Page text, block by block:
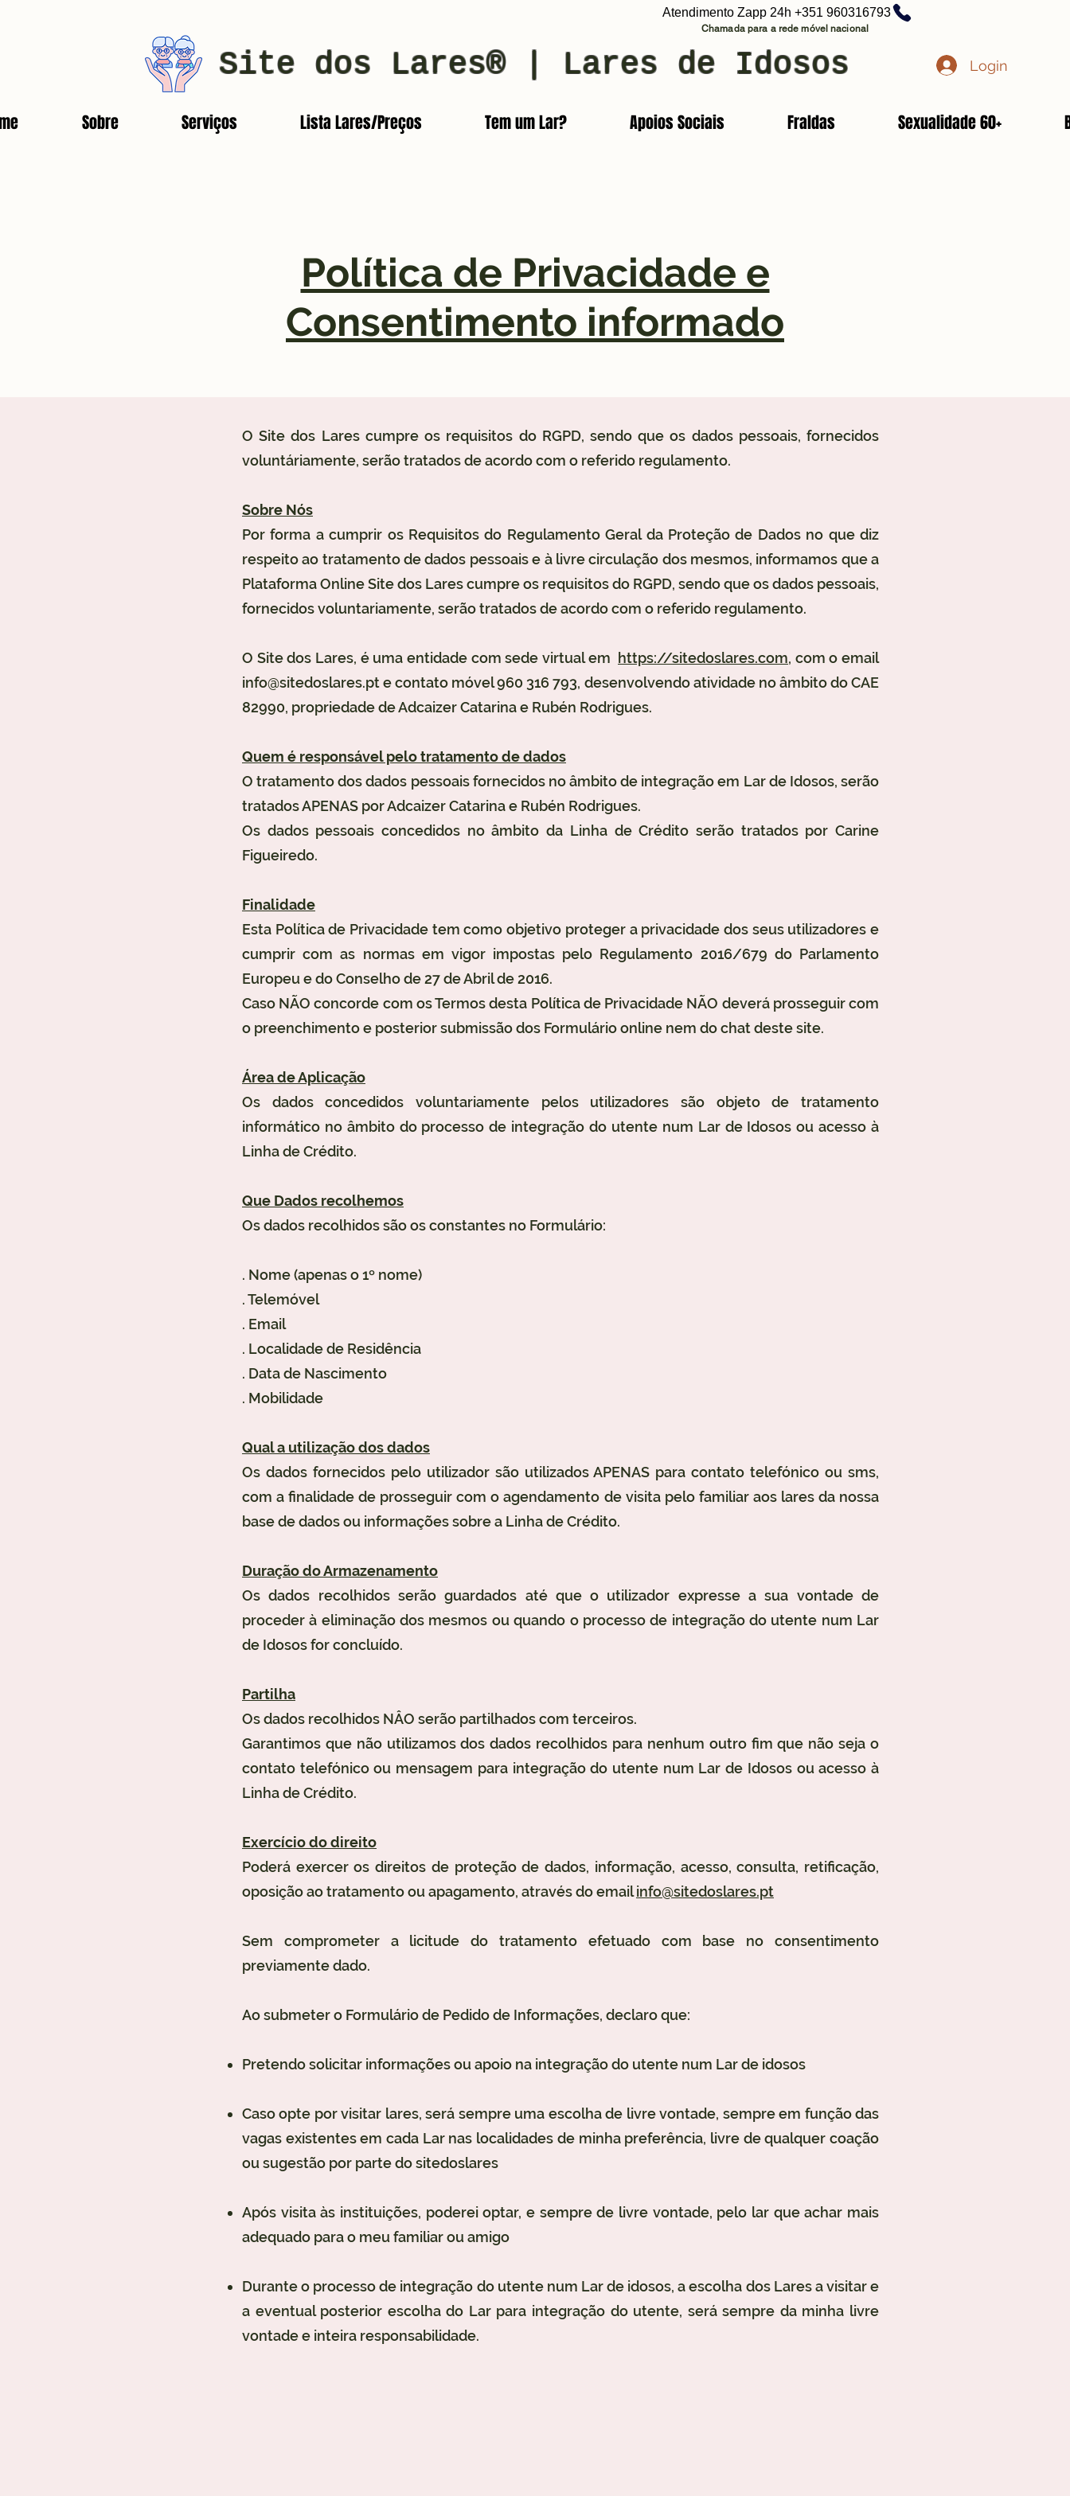
Atendimento Zapp 24h +351 960316793
Chamada para a rede móvel nacional
Site dos Lares® | Lares de Idosos
Sobre Serviços Lista Lares/Preços Tem um Lar? Apoios Sociais Fraldas Sexualidade 60+
Login
Política de Privacidade e
Consentimento informado
O Site dos Lares cumpre os requisitos do RGPD, sendo que os dados pessoais, fornecidos
voluntáriamente, serão tratados de acordo com o referido regulamento.
Sobre Nós
Por forma a cumprir os Requisitos do Regulamento Geral da Proteção de Dados no que diz
respeito ao tratamento de dados pessoais e à livre circulação dos mesmos, informamos que a
Plataforma Online Site dos Lares cumpre os requisitos do RGPD, sendo que os dados pessoais,
fornecidos voluntariamente, serão tratados de acordo com o referido regulamento.
O Site dos Lares, é uma entidade com sede virtual em https://sitedoslares.com, com o email
info@sitedoslares.pte contato móvel 960 316 793, desenvolvendo atividade no âmbito do CAE
82990, propriedade de Adcaizer Catarina e Rubén Rodrigues.
Quem é responsável pelo tratamento de dados
O tratamento dos dados pessoais fornecidos no âmbito de integração em Lar de Idosos, serão
tratados APENAS por Adcaizer Catarina e Rubén Rodrigues.
Os dados pessoais concedidos no âmbito da Linha de Crédito serão tratados por Carine
Figueiredo.
Finalidade
Esta Política de Privacidade tem como objetivo proteger a privacidade dos seus utilizadores e
cumprir com as normas em vigor impostas pelo Regulamento 2016/679 do Parlamento
Europeu e do Conselho de 27 de Abril de 2016.
Caso NÃO concorde com os Termos desta Política de Privacidade NÃO deverá prosseguir com
o preenchimento e posterior submissão dos Formulário online nem do chat deste site.
Área de Aplicação
Os dados concedidos voluntariamente pelos utilizadores são objeto de tratamento
informático no âmbito do processo de integração do utente num Lar de Idosos ou acesso à
Linha de Crédito.
Que Dados recolhemos
Os dados recolhidos são os constantes no Formulário:
. Nome (apenas o 1º nome)
. Telemóvel
. Email
. Localidade de Residência
. Data de Nascimento
. Mobilidade
Qual a utilização dos dados
Os dados fornecidos pelo utilizador são utilizados APENAS para contato telefónico ou sms,
com a finalidade de prosseguir com o agendamento de visita pelo familiar aos lares da nossa
base de dados ou informações sobre a Linha de Crédito.
Duração do Armazenamento
Os dados recolhidos serão guardados até que o utilizador expresse a sua vontade de
proceder à eliminação dos mesmos ou quando o processo de integração do utente num Lar
de Idosos for concluído.
Partilha
Os dados recolhidos NÂO serão partilhados com terceiros.
Garantimos que não utilizamos dos dados recolhidos para nenhum outro fim que não seja o
contato telefónico ou mensagem para integração do utente num Lar de Idosos ou acesso à
Linha de Crédito.
Exercício do direito
Poderá exercer os direitos de proteção de dados, informação, acesso, consulta, retificação,
oposição ao tratamento ou apagamento, através do emailinfo@sitedoslares.pt
Sem comprometer a licitude do tratamento efetuado com base no consentimento
previamente dado.
​Ao submeter o Formulário de Pedido de Informações, declaro que:
Pretendo solicitar informações ou apoio na integração do utente num Lar de idosos
Caso opte por visitar lares, será sempre uma escolha de livre vontade, sempre em função das
vagas existentes em cada Lar nas localidades de minha preferência, livre de qualquer coação
ou sugestão por parte do sitedoslares
Após visita às instituições, poderei optar, e sempre de livre vontade, pelo lar que achar mais
adequado para o meu familiar ou amigo
Durante o processo de integração do utente num Lar de idosos, a escolha dos Lares a visitar e
a eventual posterior escolha do Lar para integração do utente, será sempre da minha livre
vontade e inteira responsabilidade.